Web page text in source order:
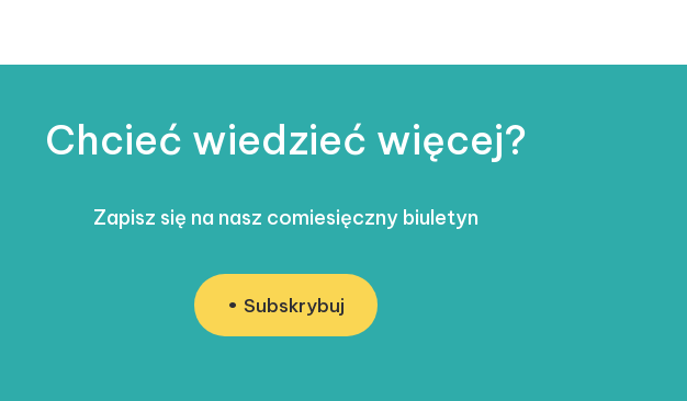
Chcieć wiedzieć więcej?
Zapisz się na nasz comiesięczny biuletyn
Subskrybuj